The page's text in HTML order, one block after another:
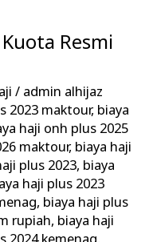
Resmi
/ admin alhijaz
2023 maktour, biaya
haji onh plus 2025
maktour, biaya haji
plus 2023, biaya
haji plus 2023
, biaya haji plus
rupiah, biaya haji